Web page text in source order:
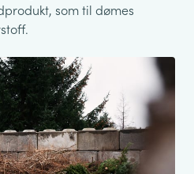
som til dømes